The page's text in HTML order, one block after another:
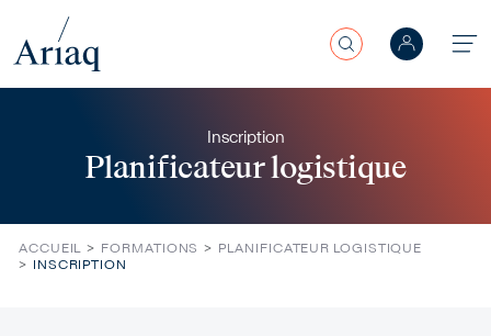
Inscription
Planificateur logistique
ACCUEIL FORMATIONS
PLANIFICATEUR LOGISTIQUE
INSCRIPTION